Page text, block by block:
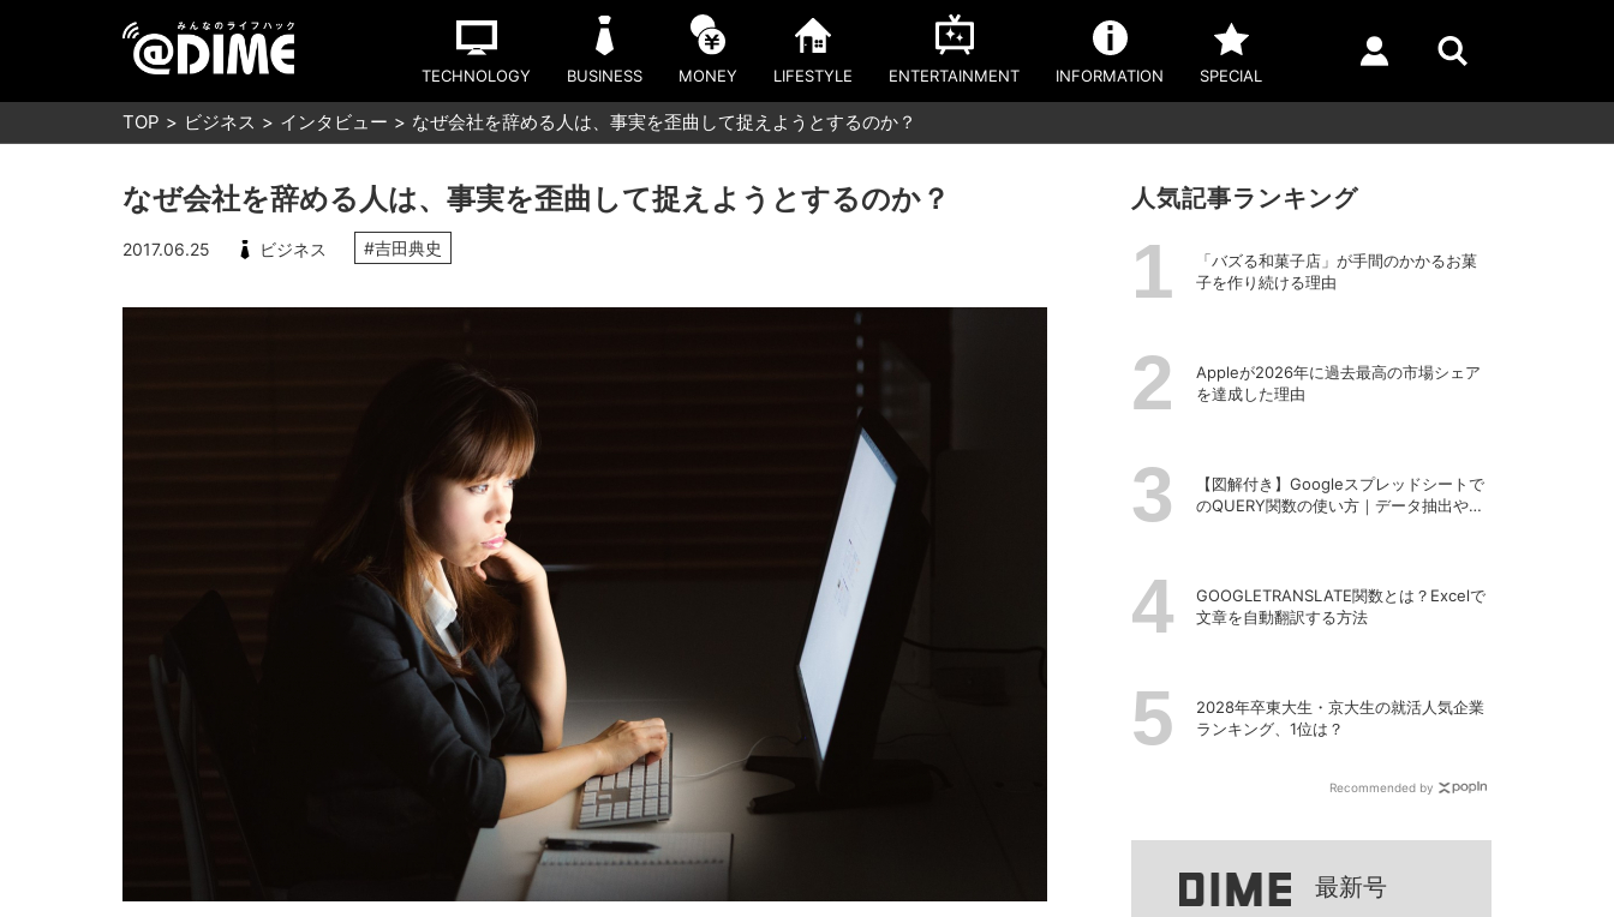
TECHNOLOGY BUSINESS MONEY LIFESTYLE ENTERTAINMENT INFORMATION SPECIAL
TOP ビジネス インタビュー なぜ会社を辞める人は、事実を歪曲して捉えようとするのか？
なぜ会社を辞める人は、事実を歪曲して捉えようとするのか？
2017.06.25 ビジネス #吉田典史
人気記事ランキング
「バズる和菓子店」が手間のかかるお菓
子を作り続ける理由
Appleが2026年に過去最⾼の市場シェア
を達成した理由
【図解付き】Googleスプレッドシートで
のQUERY関数の使い方｜データ抽出や並
GOOGLETRANSLATE関数とは？Excelで
文章を自動翻訳する方法
2028年卒東大生・京大生の就活人気企業
ランキング、1位は？
Recommended by
最新号